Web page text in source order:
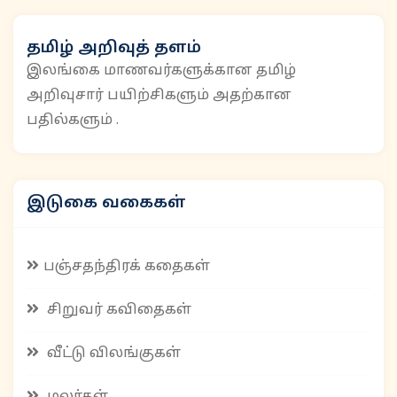
தமிழ் அறிவுத் தளம்
இலங்கை மாணவர்களுக்கான தமிழ்
அறிவுசார் பயிற்சிகளும் அதற்கான
பதில்களும் .
இடுகை வகைகள்
பஞ்சதந்திரக் கதைகள்
சிறுவர் கவிதைகள்
வீட்டு விலங்குகள்